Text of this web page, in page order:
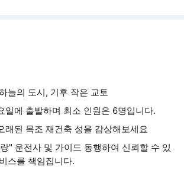
늘의 도시, 기후 작은 교토
일에 출발하며 최소 인원은 6명입니다.
래된 목조 재건축 성을 감상해보세요
" 운전사 및 가이드 동행하여 신뢰할 수 있
스를 책임집니다.